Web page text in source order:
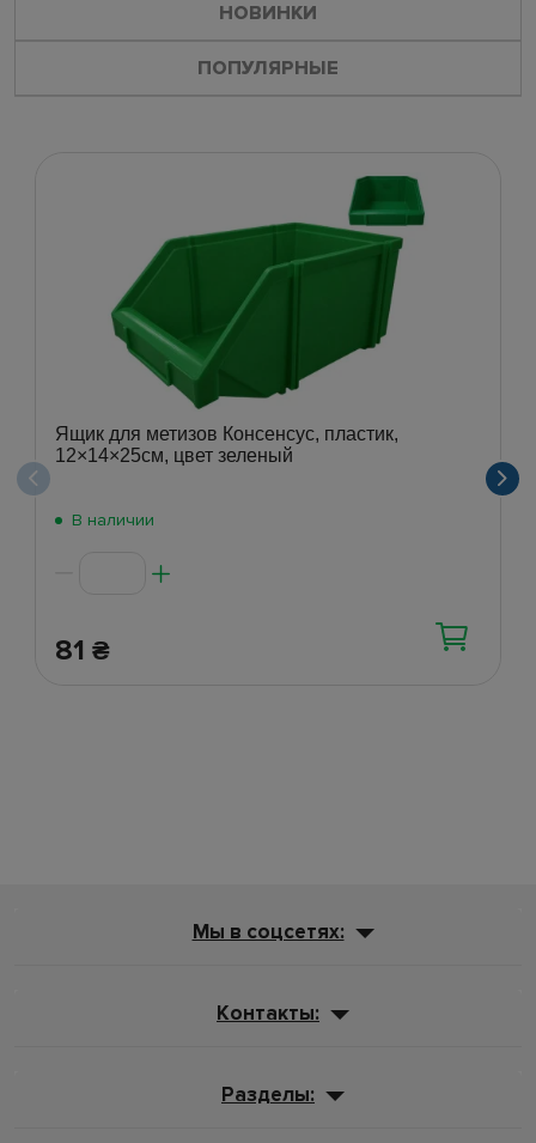
НОВИНКИ
ПОПУЛЯРНЫЕ
Ящик для метизов Консенсус, пластик,
12×14×25см, цвет зеленый
В наличии
81 ₴
Мы в соцсетях:
Контакты:
Разделы: